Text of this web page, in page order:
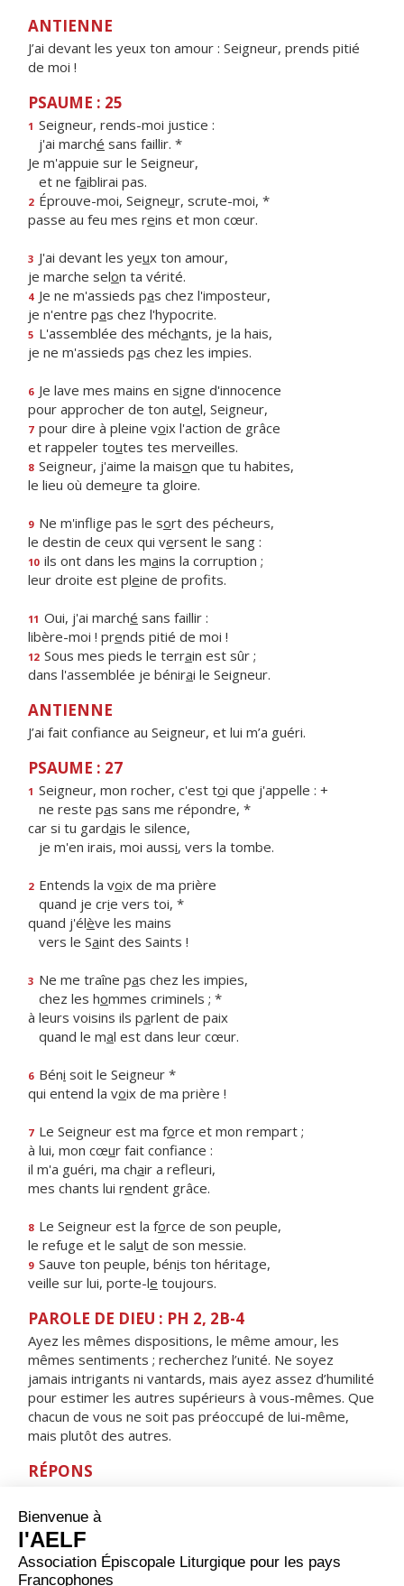
ANTIENNE
J’ai devant les yeux ton amour : Seigneur, prends pitié
de moi !
PSAUME : 25
1 Seigneur, rends-moi justice :
j'ai marché sans faillir. *
Je m'appuie sur le Seigneur,
et ne faiblirai pas.
2 Éprouve-moi, Seigneur, scrute-moi, *
passe au feu mes reins et mon cœur.
3 J'ai devant les yeux ton amour,
je marche selon ta vérité.
4 Je ne m'assieds pas chez l'imposteur,
je n'entre pas chez l'hypocrite.
5 L'assemblée des méchants, je la hais,
je ne m'assieds pas chez les impies.
6 Je lave mes mains en signe d'innocence
pour approcher de ton autel, Seigneur,
7 pour dire à pleine voix l'action de grâce
et rappeler toutes tes merveilles.
8 Seigneur, j'aime la maison que tu habites,
le lieu où demeure ta gloire.
9 Ne m'inflige pas le sort des pécheurs,
le destin de ceux qui versent le sang :
10 ils ont dans les mains la corruption ;
leur droite est pleine de profits.
11 Oui, j'ai marché sans faillir :
libère-moi ! prends pitié de moi !
12 Sous mes pieds le terrain est sûr ;
dans l'assemblée je bénirai le Seigneur.
ANTIENNE
J’ai fait confiance au Seigneur, et lui m’a guéri.
PSAUME : 27
1 Seigneur, mon rocher, c'est toi que j'appelle : +
ne reste pas sans me répondre, *
car si tu gardais le silence,
je m'en irais, moi aussi, vers la tombe.
2 Entends la voix de ma prière
quand je crie vers toi, *
quand j'élève les mains
vers le Saint des Saints !
3 Ne me traîne pas chez les impies,
chez les hommes criminels ; *
à leurs voisins ils parlent de paix
quand le mal est dans leur cœur.
6 Béni soit le Seigneur *
qui entend la voix de ma prière !
7 Le Seigneur est ma force et mon rempart ;
à lui, mon cœur fait confiance :
il m'a guéri, ma chair a refleuri,
mes chants lui rendent grâce.
8 Le Seigneur est la force de son peuple,
le refuge et le salut de son messie.
9 Sauve ton peuple, bénis ton héritage,
veille sur lui, porte-le toujours.
PAROLE DE DIEU : PH 2, 2B-4
Ayez les mêmes dispositions, le même amour, les
mêmes sentiments ; recherchez l’unité. Ne soyez
jamais intrigants ni vantards, mais ayez assez d’humilité
pour estimer les autres supérieurs à vous-mêmes. Que
chacun de vous ne soit pas préoccupé de lui-même,
mais plutôt des autres.
RÉPONS
il enseigne aux humbles son chemin.
ORAISON
Nous te supplions instamment, Seigneur Jésus, à l'heure